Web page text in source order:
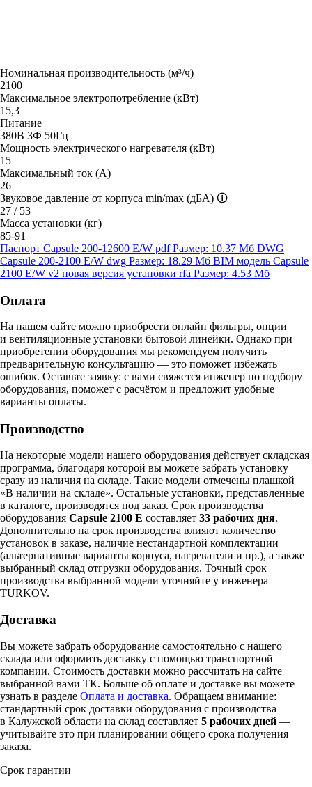
Номинальная производительность (м³/ч)
2100
Максимальное электропотребление (кВт)
15,3
Питание
380В 3Ф 50Гц
Мощность электрического нагревателя (кВт)
15
Максимальный ток (А)
26
Звуковое давление от корпуса min/max (дБА) 🛈
27 / 53
Масса установки (кг)
85-91
Паспорт Capsule 200-12600 E/W pdf Размер: 10.37 Мб DWG
Capsule 200-2100 E/W dwg Размер: 18.29 Мб BIM модель Capsule
2100 E/W v2 новая версия установки rfa Размер: 4.53 Мб
Оплата
На нашем сайте можно приобрести онлайн фильтры, опции
и вентиляционные установки бытовой линейки. Однако при
приобретении оборудования мы рекомендуем получить
предварительную консультацию — это поможет избежать
ошибок. Оставьте заявку: с вами свяжется инженер по подбору
оборудования, поможет с расчётом и предложит удобные
варианты оплаты.
Производство
На некоторые модели нашего оборудования действует складская
программа, благодаря которой вы можете забрать установку
сразу из наличия на складе. Такие модели отмечены плашкой
«В наличии на складе». Остальные установки, представленные
в каталоге, производятся под заказ. Срок производства
оборудования Capsule 2100 E составляет 33 рабочих дня.
Дополнительно на срок производства влияют количество
установок в заказе, наличие нестандартной комплектации
(альтернативные варианты корпуса, нагреватели и пр.), а также
выбранный склад отгрузки оборудования. Точный срок
производства выбранной модели уточняйте у инженера
TURKOV.
Доставка
Вы можете забрать оборудование самостоятельно с нашего
склада или оформить доставку с помощью транспортной
компании. Стоимость доставки можно рассчитать на сайте
выбранной вами ТК. Больше об оплате и доставке вы можете
узнать в разделе Оплата и доставка. Обращаем внимание:
стандартный срок доставки оборудования с производства
в Калужской области на склад составляет 5 рабочих дней —
учитывайте это при планировании общего срока получения
заказа.
Срок гарантии